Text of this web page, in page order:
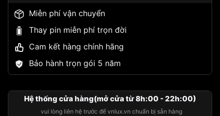
Miễn phí vận chuyển
Thay pin miễn phí trọn đời
Cam kết hàng chính hãng
Bảo hành trọn gói 5 năm
Hệ thống cửa hàng(mở cửa từ 8h:00 - 22h:00)
vui lòng liên hệ trước để vnlux.vn chuẩn bị sẵn hàng